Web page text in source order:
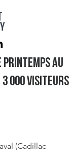
printemps au
000 visiteurs
(Cadillac